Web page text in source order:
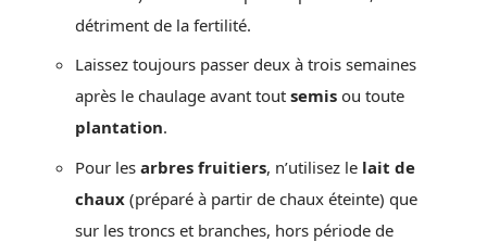
détriment de la fertilité.
Laissez toujours passer deux à trois semaines
après le chaulage avant tout semis ou toute
plantation.
Pour les arbres fruitiers, n’utilisez le lait de
chaux (préparé à partir de chaux éteinte) que
sur les troncs et branches, hors période de